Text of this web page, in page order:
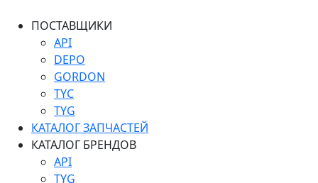
ПОСТАВЩИКИ
API
DEPO
GORDON
TYC
TYG
КАТАЛОГ ЗАПЧАСТЕЙ
КАТАЛОГ БРЕНДОВ
API
TYG